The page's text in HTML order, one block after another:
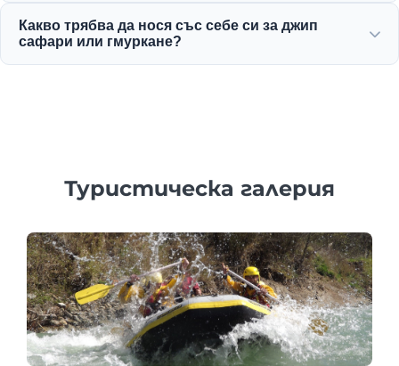
безопасност, включително висококачествени
спасителни жилетки, каски, оборудване за гмуркане и
Какво трябва да нося със себе си за джип
сафари или гмуркане?
Туристическа галерия